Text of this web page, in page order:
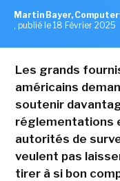
Martin Bayer,
, publié le 18 Février 2025
Les grands
américains
soutenir
réglementations
autorités de
veulent pas
tirer à si bon